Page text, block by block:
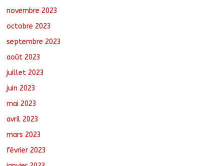
novembre 2023
octobre 2023
septembre 2023
août 2023
juillet 2023
juin 2023
mai 2023
avril 2023
mars 2023
février 2023